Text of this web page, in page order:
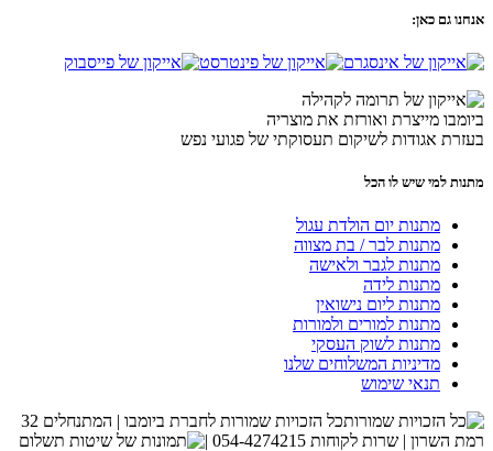
אנחנו גם כאן:
ביומבו מייצרת ואורזת את מוצריה
בעזרת אגודות לשיקום תעסוקתי של פגועי נפש
מתנות למי שיש לו הכל
מתנות יום הולדת עגול
מתנות לבר / בת מצווה
מתנות לגבר ולאישה
מתנות לידה
מתנות ליום נישואין
מתנות למורים ולמורות
מתנות לשוק העסקי
מדיניות המשלוחים שלנו
תנאי שימוש
כל הזכויות שמורות לחברת ביומבו | המתנחלים 32
רמת השרון | שרות לקוחות 054-4274215 |